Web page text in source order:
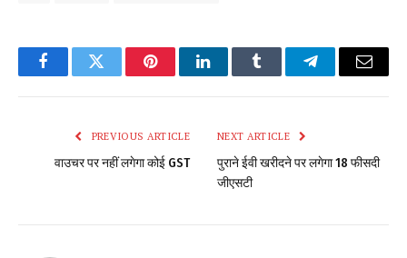
FacebookTwitter PinterestLinkedInTumblr TelegramEmail
PREVIOUS ARTICLE
वाउचर पर नहीं लगेगा कोई GST
NEXT ARTICLE
पुराने ईवी खरीदने पर लगेगा 18 फीसदी
जीएसटी